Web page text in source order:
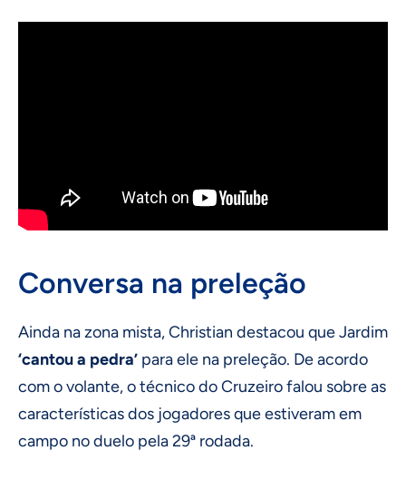
Conversa na preleção
Ainda na zona mista, Christian destacou que Jardim
‘cantou a pedra’ para ele na preleção. De acordo
com o volante, o técnico do Cruzeiro falou sobre as
características dos jogadores que estiveram em
campo no duelo pela 29ª rodada.